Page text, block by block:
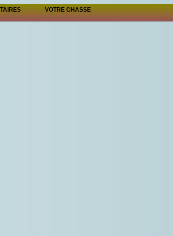
VOTRE CHASSE